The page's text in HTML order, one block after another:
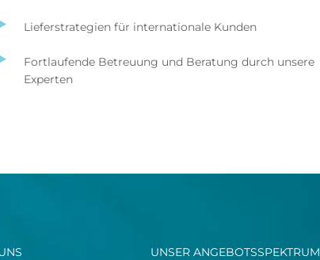
Lieferstrategien für internationale Kunden
Fortlaufende Betreuung und Beratung durch unsere
Experten
UNSER ANGEBOTSSPEKTRUM